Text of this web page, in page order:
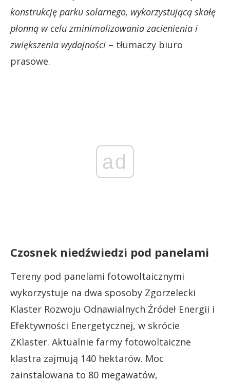
konstrukcję parku solarnego, wykorzystującą skałę
płonną w celu zminimalizowania zacienienia i
zwiększenia wydajności – tłumaczy biuro
prasowe.
ad
Czosnek niedźwiedzi pod panelami
Tereny pod panelami fotowoltaicznymi
wykorzystuje na dwa sposoby Zgorzelecki
Klaster Rozwoju Odnawialnych Źródeł Energii i
Efektywności Energetycznej, w skrócie
ZKlaster. Aktualnie farmy fotowoltaiczne
klastra zajmują 140 hektarów. Moc
zainstalowana to 80 megawatów,